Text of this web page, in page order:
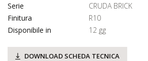
Serie
CRUDA BRICK
Finitura
R10
Disponibile in
12 gg
DOWNLOAD SCHEDA TECNICA